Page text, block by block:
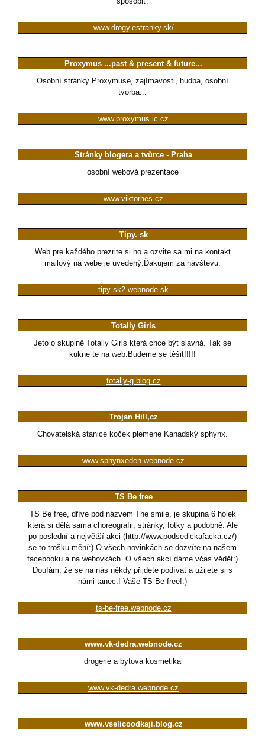
www.drogy.estranky.sk/
Proxymus ...past & present & future...
Osobní stránky Proxymuse, zajímavosti, hudba, osobní
tvorba...
www.proxymus.ic.cz
Stránky blogera a tvůrce - Praha
osobní webová prezentace
www.viktorhes.cz
Tipy. sk
Web pre každého prezrite si ho a ozvite sa mi na kontakt
mailový na webe je uvedený.Ďakujem za návštevu.
tipy-sk2.webnode.sk
Totally Girls
Jeto o skupině Totally Girls která chce být slavná. Tak se
kukne te na web.Budeme se těšit!!!!!
totally-g.blog.cz
Trojan Hill,cz
Chovatelská stanice koček plemene Kanadský sphynx.
www.sphynxeden.webnode.cz
TS Be free
TS Be free, dříve pod názvem The smile, je skupina 6 holek
která si dělá sama choreografii, stránky, fotky a podobně. Ale
po poslední a největší akci (http://www.podsedickafacka.cz/)
se to trošku mění:) O všech novinkách se dozvíte na našem
facebooku a na webovkách. O všech akcí dáme včas vědět:)
Doufám, že se na nás někdy přijdete podívat a užijete si s
námi tanec.! Vaše TS Be free!:)
ts-be-free.webnode.cz
www.vk-dedra.webnode.cz
drogerie a bytová kosmetika
www.vk-dedra.webnode.cz
www.vselicoodkaji.blog.cz